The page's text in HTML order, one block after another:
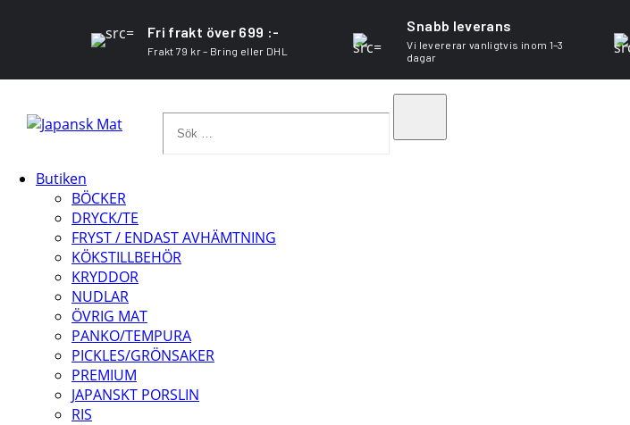
Fri frakt över 699 :-
Frakt 79 kr – Bring eller DHL
Snabb leverans
Vi levererar vanligtvis inom 1–3
dagar
Butiken
BÖCKER
DRYCK/TE
FRYST / ENDAST AVHÄMTNING
KÖKSTILLBEHÖR
KRYDDOR
NUDLAR
ÖVRIG MAT
PANKO/TEMPURA
PICKLES/GRÖNSAKER
PREMIUM
JAPANSKT PORSLIN
RIS